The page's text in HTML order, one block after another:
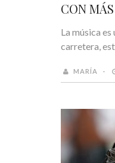
CON
La música
carretera,
MARÍA